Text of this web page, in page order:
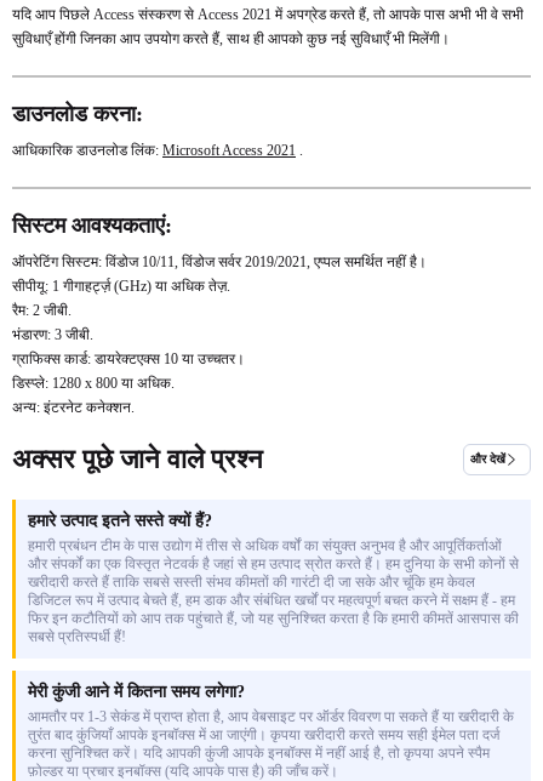
यदि आप पिछले Access संस्करण से Access 2021 में अपग्रेड करते हैं, तो आपके पास अभी भी वे सभी
सुविधाएँ होंगी जिनका आप उपयोग करते हैं, साथ ही आपको कुछ नई सुविधाएँ भी मिलेंगी।
डाउनलोड करना:
आधिकारिक डाउनलोड लिंक: Microsoft Access 2021 .
सिस्टम आवश्यकताएं:
ऑपरेटिंग सिस्टम: विंडोज 10/11, विंडोज सर्वर 2019/2021, एप्पल समर्थित नहीं है।
सीपीयू: 1 गीगाहर्ट्ज़ (GHz) या अधिक तेज़.
रैम: 2 जीबी.
भंडारण: 3 जीबी.
ग्राफिक्स कार्ड: डायरेक्टएक्स 10 या उच्चतर।
डिस्प्ले: 1280 x 800 या अधिक.
अन्य: इंटरनेट कनेक्शन.
अक्सर पूछे जाने वाले प्रश्न और देखें
हमारे उत्पाद इतने सस्ते क्यों हैं?
हमारी प्रबंधन टीम के पास उद्योग में तीस से अधिक वर्षों का संयुक्त अनुभव है और आपूर्तिकर्ताओं
और संपर्कों का एक विस्तृत नेटवर्क है जहां से हम उत्पाद स्रोत करते हैं। हम दुनिया के सभी कोनों से
खरीदारी करते हैं ताकि सबसे सस्ती संभव कीमतों की गारंटी दी जा सके और चूंकि हम केवल
डिजिटल रूप में उत्पाद बेचते हैं, हम डाक और संबंधित खर्चों पर महत्वपूर्ण बचत करने में सक्षम हैं - हम
फिर इन कटौतियों को आप तक पहुंचाते हैं, जो यह सुनिश्चित करता है कि हमारी कीमतें आसपास की
सबसे प्रतिस्पर्धी हैं!
मेरी कुंजी आने में कितना समय लगेगा?
आमतौर पर 1-3 सेकंड में प्राप्त होता है, आप वेबसाइट पर ऑर्डर विवरण पा सकते हैं या खरीदारी के
तुरंत बाद कुंजियाँ आपके इनबॉक्स में आ जाएंगी। कृपया खरीदारी करते समय सही ईमेल पता दर्ज
करना सुनिश्चित करें। यदि आपकी कुंजी आपके इनबॉक्स में नहीं आई है, तो कृपया अपने स्पैम
फ़ोल्डर या प्रचार इनबॉक्स (यदि आपके पास है) की जाँच करें।